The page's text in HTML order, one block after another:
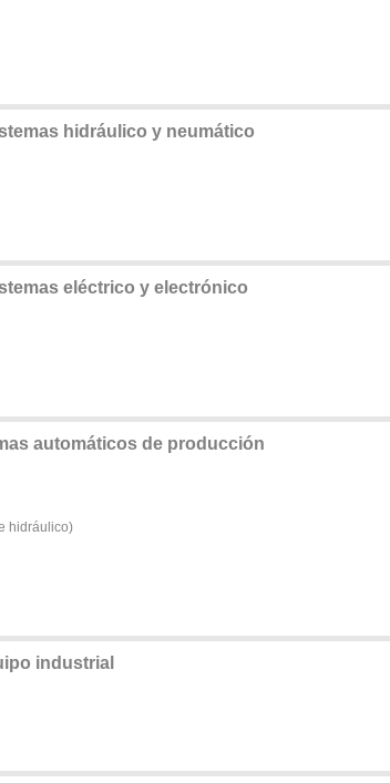
hidráulico y neumático
eléctrico y electrónico
automáticos de producción
hidráulico)
industrial